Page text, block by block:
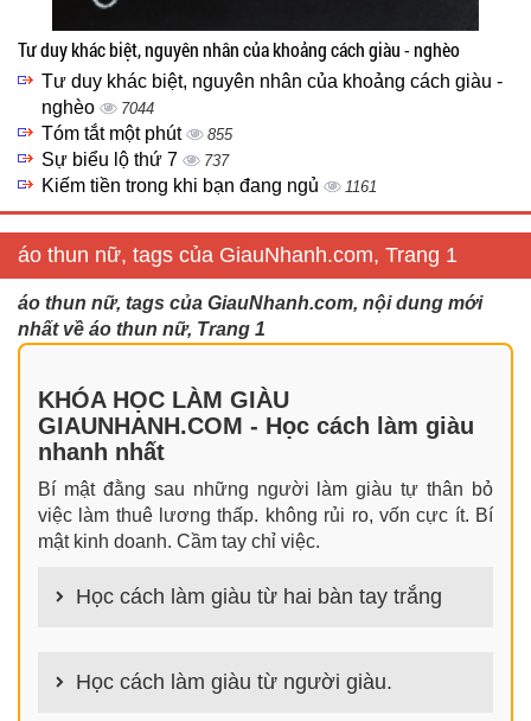
Tư duy khác biệt, nguyên nhân của khoảng cách giàu - nghèo
Tư duy khác biệt, nguyên nhân của khoảng cách giàu -
nghèo
7044
Tóm tắt một phút 855
Sự biểu lộ thứ 7 737
Kiếm tiền trong khi bạn đang ngủ 1161
áo thun nữ, tags của GiauNhanh.com, Trang 1
áo thun nữ, tags của GiauNhanh.com, nội dung mới
nhất về áo thun nữ, Trang 1
KHÓA HỌC LÀM GIÀU
GIAUNHANH.COM - Học cách làm giàu
nhanh nhất
Bí mật đằng sau những người làm giàu tự thân bỏ
việc làm thuê lương thấp. không rủi ro, vốn cực ít. Bí
mật kinh doanh. Cầm tay chỉ việc.
Học cách làm giàu từ hai bàn tay trắng
nhưng hiệu quả bất ngờ. Bạn có thể thành công ngay
cả khi không có gì trong tay.
Học cách làm giàu từ người giàu.